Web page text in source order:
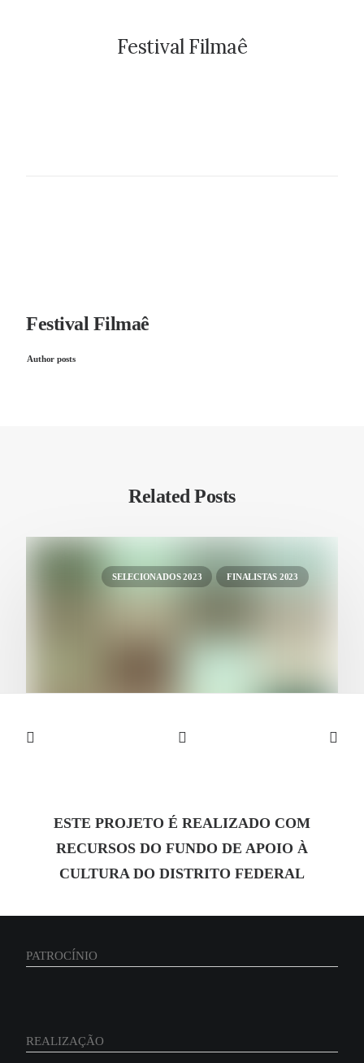
Festival Filmaê
Festival Filmaê
Author posts
Related Posts
SELECIONADOS 2023 FINALISTAS 2023
Um Jardim
Direção: Rebeca Matta
ESTE PROJETO É REALIZADO COM
RECURSOS DO FUNDO DE APOIO À
CULTURA DO DISTRITO FEDERAL
PATROCÍNIO
REALIZAÇÃO